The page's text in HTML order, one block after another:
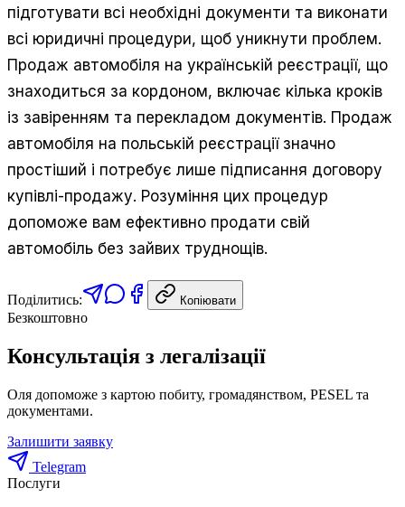
підготувати всі необхідні документи та виконати
всі юридичні процедури, щоб уникнути проблем.
Продаж автомобіля на українській реєстрації, що
знаходиться за кордоном, включає кілька кроків
із завіренням та перекладом документів. Продаж
автомобіля на польській реєстрації значно
простіший і потребує лише підписання договору
купівлі-продажу. Розуміння цих процедур
допоможе вам ефективно продати свій
автомобіль без зайвих труднощів.
Поділитись: Копіювати
Безкоштовно
Консультація з легалізації
Оля допоможе з картою побиту, громадянством, PESEL та
документами.
Залишити заявку
Telegram
Послуги